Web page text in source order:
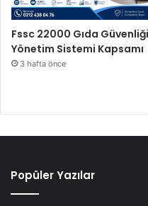
Fssc 22000 Gıda Güvenliği
Yönetim Sistemi Kapsamı
3 hafta önce
Popüler Yazılar